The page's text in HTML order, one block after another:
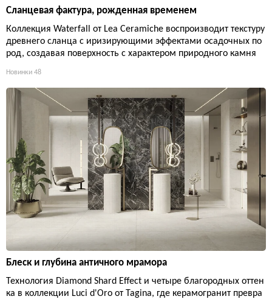
Сланцевая фактура, рожденная временем
Коллекция Waterfall от Lea Ceramiche воспроизводит текстуру
древнего сланца с иризирующими эффектами осадочных по
род, создавая поверхность с характером природного камня
Новинки 48
Блеск и глубина античного мрамора
Технология Diamond Shard Effect и четыре благородных оттен
ка в коллекции Luci d'Oro от Tagina, где керамогранит превра